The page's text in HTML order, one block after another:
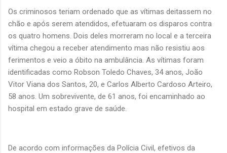
Os criminosos teriam ordenado que as vítimas deitassem no
chão e após serem atendidos, efetuaram os disparos contra
os quatro homens. Dois deles morreram no local e a terceira
vítima chegou a receber atendimento mas não resistiu aos
ferimentos e veio a óbito na ambulância. As vítimas foram
identificadas como Robson Toledo Chaves, 34 anos, João
Vitor Viana dos Santos, 20, e Carlos Alberto Cardoso Arteiro,
58 anos. Um sobrevivente, de 61 anos, foi encaminhado ao
hospital em estado grave de saúde.
De acordo com informações da Polícia Civil, efetivos da